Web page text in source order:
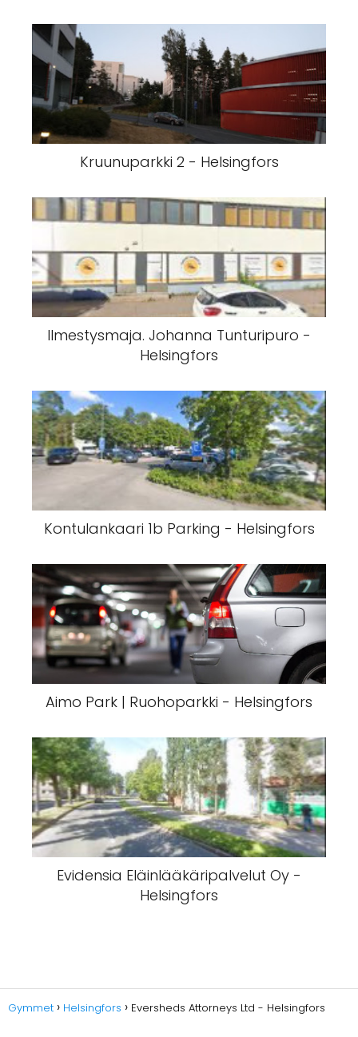
Kruunuparkki 2 - Helsingfors
Ilmestysmaja. Johanna Tunturipuro -
Helsingfors
Kontulankaari 1b Parking - Helsingfors
Aimo Park | Ruohoparkki - Helsingfors
Evidensia Eläinlääkäripalvelut Oy -
Helsingfors
Gymmet Helsingfors Eversheds Attorneys Ltd - Helsingfors